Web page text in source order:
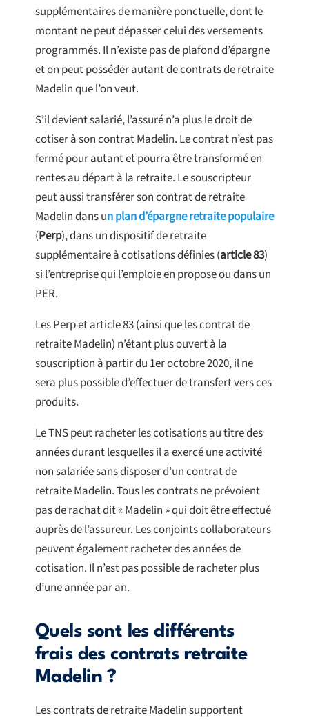
supplémentaires de manière ponctuelle, dont le
montant ne peut dépasser celui des versements
programmés. Il n’existe pas de plafond d’épargne
et on peut posséder autant de contrats de retraite
Madelin que l’on veut.
S’il devient salarié, l’assuré n’a plus le droit de
cotiser à son contrat Madelin. Le contrat n’est pas
fermé pour autant et pourra être transformé en
rentes au départ à la retraite. Le souscripteur
peut aussi transférer son contrat de retraite
Madelin dans un plan d’épargne retraite populaire
(Perp), dans un dispositif de retraite
supplémentaire à cotisations définies (article 83)
si l’entreprise qui l’emploie en propose ou dans un
PER.
Les Perp et article 83 (ainsi que les contrat de
retraite Madelin) n’étant plus ouvert à la
souscription à partir du 1er octobre 2020, il ne
sera plus possible d’effectuer de transfert vers ces
produits.
Le TNS peut racheter les cotisations au titre des
années durant lesquelles il a exercé une activité
non salariée sans disposer d’un contrat de
retraite Madelin. Tous les contrats ne prévoient
pas de rachat dit « Madelin » qui doit être effectué
auprès de l’assureur. Les conjoints collaborateurs
peuvent également racheter des années de
cotisation. Il n’est pas possible de racheter plus
d’une année par an.
Quels sont les différents
frais des contrats retraite
Madelin ?
Les contrats de retraite Madelin supportent